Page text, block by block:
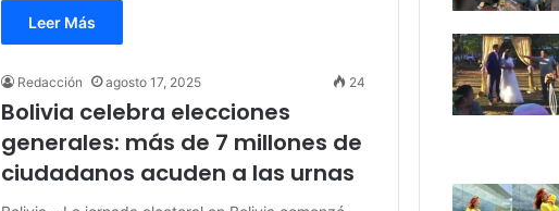
Leer Más
Redacción agosto 17, 2025 24
Bolivia celebra elecciones
generales: más de 7 millones de
ciudadanos acuden a las urnas